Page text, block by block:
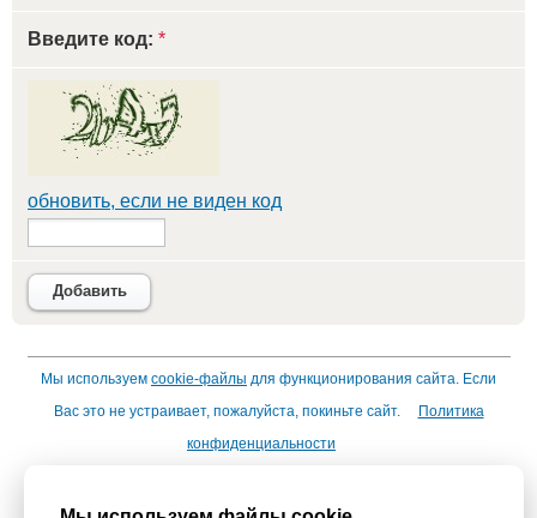
Введите код: *
обновить, если не виден код
Добавить
Мы используем cookie-файлы для функционирования сайта. Если
Вас это не устраивает, пожалуйста, покиньте сайт.
Политика
конфиденциальности
Сhudesenka.ru обязательна. © 2010 - 2026